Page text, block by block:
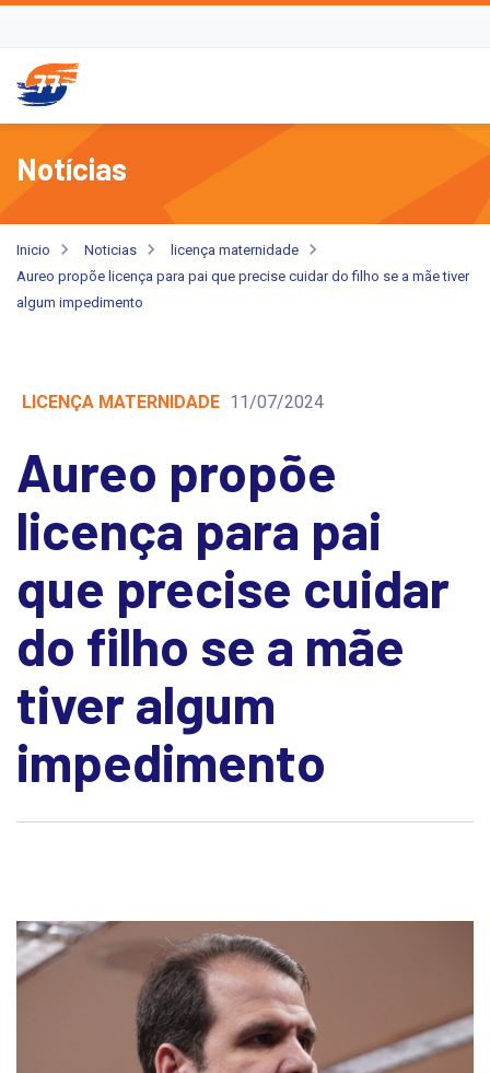
Notícias
Inicio Noticias
licença maternidade
Aureo propõe licença para pai que precise cuidar do filho se a mãe tiver
algum impedimento
LICENÇA MATERNIDADE 11/07/2024
Aureo propõe
licença para pai
que precise cuidar
do filho se a mãe
tiver algum
impedimento